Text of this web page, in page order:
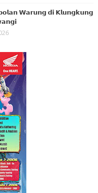
𝗪𝗮𝗿𝘂𝗻𝗴 𝗱𝗶 𝗞𝗹𝘂𝗻𝗴𝗸𝘂𝗻𝗴